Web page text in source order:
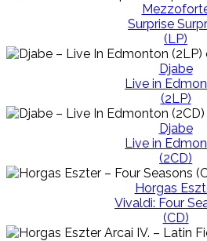
Surprise
(LP)
Djabe
Live in
(2LP)
Djabe
Live in
(2CD)
Horgas
Vivaldi: Four
(CD)